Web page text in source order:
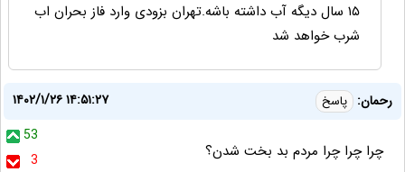
۱۵ سال دیگه آب داشته باشه.تهران بزودی وارد فاز بحران اب
شرب خواهد شد
رحمان: پاسخ
۱۴۰۲/۱/۲۶ ۱۴:۵۱:۲۷
53
3
چرا چرا چرا مردم بد بخت شدن؟